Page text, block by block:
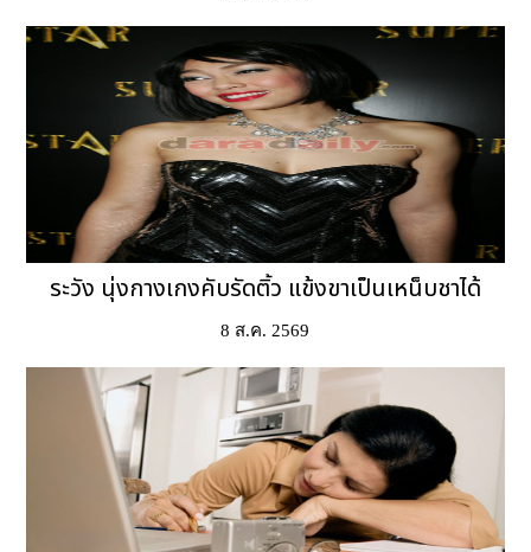
ระวัง นุ่งกางเกงคับรัดติ้ว แข้งขาเป็นเหน็บชาได้
8 ส.ค. 2569